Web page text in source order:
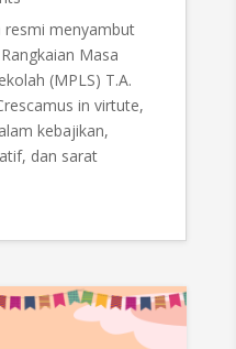
resmi menyambut
Masa
(MPLS) T.A.
in virtute,
kebajikan,
dan sarat